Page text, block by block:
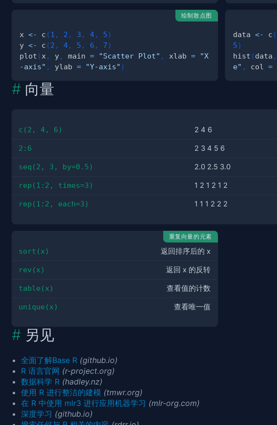
绘制散点图
x <- c (1 , 2 , 3 , 4, 5)
y <- c (2 , 4, 5 , 6 , 7)
plot (x , y, main = "Scatter Plot" , xlab =
"X
-axis" , ylab = "Y-axis" )
data <- c (
5)
hist (data ,
e" , col =
向量
c(2, 4, 6) 2 4 6
2:6 2 3 4 5 6
seq(2, 3, by=0.5) 2.0 2.5 3.0
rep(1:2, times=3) 1 2 1 2 1 2
rep(1:2, each=3) 1 1 1 2 2 2
重复向量的元素
sort(x) 返回排序后的 x
rev(x) 返回 x 的反转
table(x) 查看值的计数
unique(x) 查看唯一值
另见
全面了解Base R (github.io)
R 语言官网 (r-project.org)
数据科学 R (hadley.nz)
使用 R 进行整洁的建模 (tmwr.org)
在 R 中使用 mlr3 进行应用机器学习 (mlr-org.com)
深度学习 (github.io)